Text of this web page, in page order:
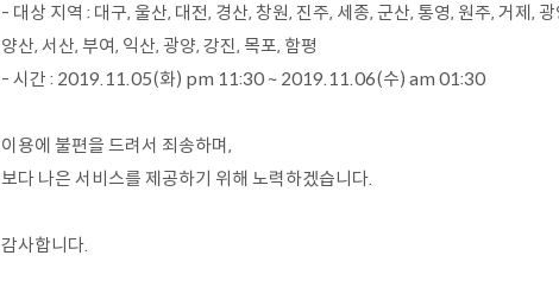
- 대상 지역 : 대구, 울산, 대전, 경산, 창원, 진주, 세종, 군산, 통영, 원주, 거제,
양산, 서산, 부여, 익산, 광양, 강진, 목포, 함평
- 시간 : 2019.11.05(화) pm 11:30 ~ 2019.11.06(수) am 01:30
이용에 불편을 드려서 죄송하며,
보다 나은 서비스를 제공하기 위해 노력하겠습니다.
감사합니다.